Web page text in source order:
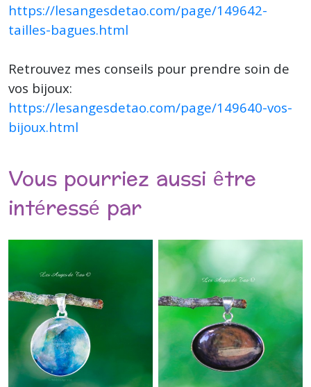
https://lesangesdetao.com/page/149642-
tailles-bagues.html
Retrouvez mes conseils pour prendre soin de
vos bijoux:
https://lesangesdetao.com/page/149640-vos-
bijoux.html
Vous pourriez aussi être
intéressé par